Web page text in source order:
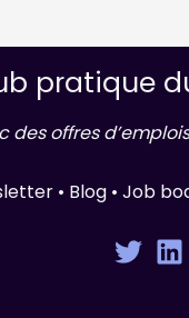
pratique
offres
• Blog • Job